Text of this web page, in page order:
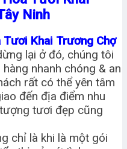
Ninh
Khai Trương Chợ
lại ở đó, chúng tôi
nhanh chóng & an
rất có thể yên tâm
đến địa điểm nhu
tươi đẹp cũng
chỉ là khi là một gói